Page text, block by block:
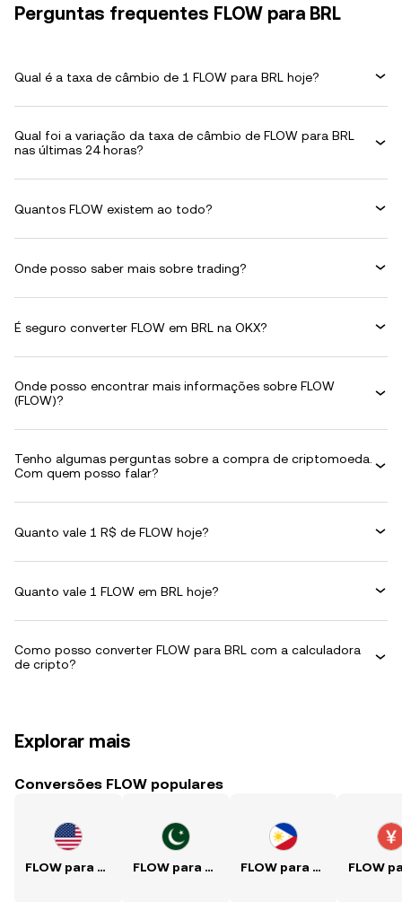
Perguntas frequentes FLOW para BRL
Qual é a taxa de câmbio de 1 FLOW para BRL hoje?
Qual foi a variação da taxa de câmbio de FLOW para BRL
nas últimas 24 horas?
Quantos FLOW existem ao todo?
Onde posso saber mais sobre trading?
É seguro converter FLOW em BRL na OKX?
Onde posso encontrar mais informações sobre FLOW
(FLOW)?
Tenho algumas perguntas sobre a compra de criptomoeda.
Com quem posso falar?
Quanto vale 1 R$ de FLOW hoje?
Quanto vale 1 FLOW em BRL hoje?
Como posso converter FLOW para BRL com a calculadora
de cripto?
Explorar mais
Conversões FLOW populares
FLOW para USD FLOW para PKR FLOW para PHP